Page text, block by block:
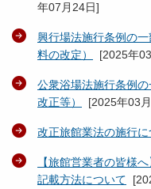
年07月24日]
興行場法施行条例の
料の改定）
[2025年
公衆浴場法施行条例
改正等）
[2025年03
改正旅館業法の施行に
【旅館営業者の皆様
記載方法について [